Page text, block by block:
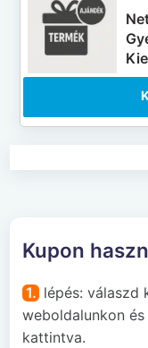
Kupon
1. lépés: válaszd
weboldalunkon
kattintva.